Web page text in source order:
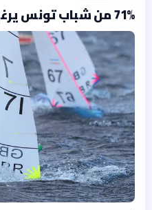
71% من شباب تونس يرغبون بالهجرة